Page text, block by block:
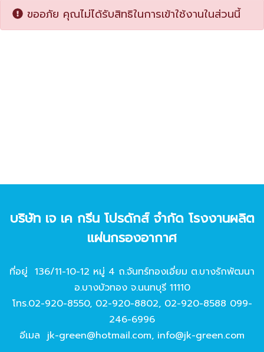
ขออภัย คุณไม่ได้รับสิทธิในการเข้าใช้งานในส่วนนี้
บริษัท เจ เค กรีน โปรดักส์ จํากัด โรงงานผลิต
แผ่นกรองอากาศ
ที่อยู่ 136/11-10-12 หมู่ 4 ถ.จันทร์ทองเอี่ยม ต.บางรักพัฒนา
อ.บางบัวทอง จ.นนทบุรี 11110
โทร.02-920-8550, 02-920-8802, 02-920-8588 099-
246-6996
อีเมล jk-green@hotmail.com, info@jk-green.com